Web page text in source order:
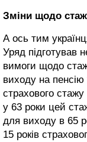
Зміни щодо
А ось тим
Уряд підготував
вимоги щодо
виходу на пенсію
страхового
у 63 роки цей
для виходу в 65
15 років